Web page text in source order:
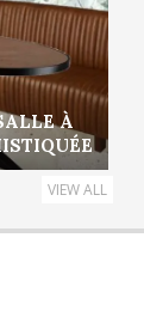
À
VIEW ALL